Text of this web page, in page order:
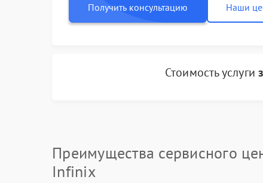
Получить консультацию Наши
Стоимость услуги
Преимущества сервисного
Infinix